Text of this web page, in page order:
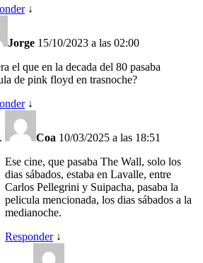
↓
Jorge 15/10/2023 a las 02:00
el que en la decada del 80 pasaba
de pink floyd en trasnoche?
↓
Coa 10/03/2025 a las 18:51
Ese cine, que pasaba The Wall, solo los
dias sábados, estaba en Lavalle, entre
Carlos Pellegrini y Suipacha, pasaba la
pelicula mencionada, los dias sábados a la
medianoche.
Responder ↓